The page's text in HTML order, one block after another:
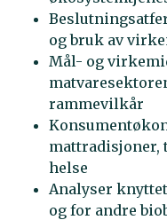
og bruk av
Mål- og
rammevilkår
mattradisjoner,
helse
Analyser
og for andre